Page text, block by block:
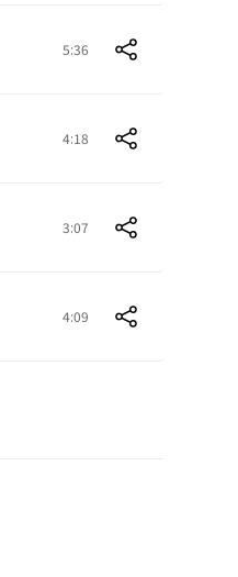
5:36
4:18
3:07
4:09